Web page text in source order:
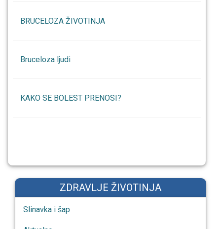
BRUCELOZA ŽIVOTINJA
Bruceloza ljudi
KAKO SE BOLEST PRENOSI?
ZDRAVLJE ŽIVOTINJA
Slinavka i šap